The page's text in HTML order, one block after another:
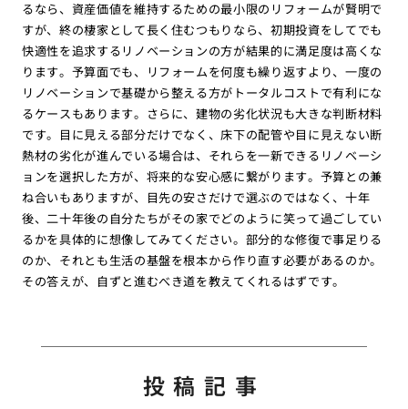
るなら、資産価値を維持するための最小限のリフォームが賢明で
すが、終の棲家として長く住むつもりなら、初期投資をしてでも
快適性を追求するリノベーションの方が結果的に満足度は高くな
ります。予算面でも、リフォームを何度も繰り返すより、一度の
リノベーションで基礎から整える方がトータルコストで有利にな
るケースもあります。さらに、建物の劣化状況も大きな判断材料
です。目に見える部分だけでなく、床下の配管や目に見えない断
熱材の劣化が進んでいる場合は、それらを一新できるリノベーシ
ョンを選択した方が、将来的な安心感に繋がります。予算との兼
ね合いもありますが、目先の安さだけで選ぶのではなく、十年
後、二十年後の自分たちがその家でどのように笑って過ごしてい
るかを具体的に想像してみてください。部分的な修復で事足りる
のか、それとも生活の基盤を根本から作り直す必要があるのか。
その答えが、自ずと進むべき道を教えてくれるはずです。
投稿記事